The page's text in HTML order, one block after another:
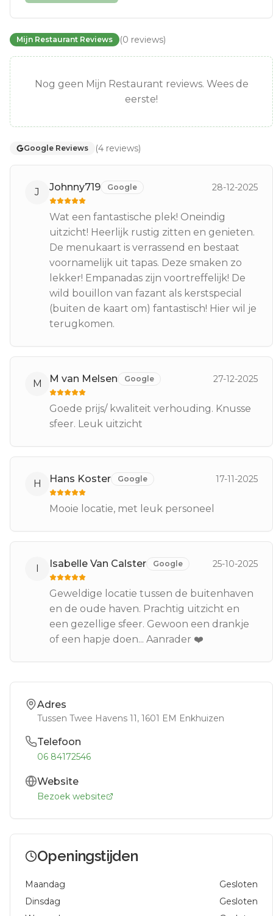
Mijn Restaurant Reviews (0 reviews)
Nog geen Mijn Restaurant reviews. Wees de
eerste!
Google Reviews (4 reviews)
J Johnny719 Google 28-12-2025
Wat een fantastische plek! Oneindig
uitzicht! Heerlijk rustig zitten en genieten.
De menukaart is verrassend en bestaat
voornamelijk uit tapas. Deze smaken zo
lekker! Empanadas zijn voortreffelijk! De
wild bouillon van fazant als kerstspecial
(buiten de kaart om) fantastisch! Hier wil je
terugkomen.
M M van Melsen Google 27-12-2025
Goede prijs/ kwaliteit verhouding. Knusse
sfeer. Leuk uitzicht
H Hans Koster Google 17-11-2025
Mooie locatie, met leuk personeel
Isabelle Van Calster Google 25-10-2025
Geweldige locatie tussen de buitenhaven
en de oude haven. Prachtig uitzicht en
een gezellige sfeer. Gewoon een drankje
of een hapje doen... Aanrader ❤️
Adres
Tussen Twee Havens 11, 1601 EM Enkhuizen
Telefoon
06 84172546
Website
Bezoek website
Openingstijden
Maandag
Gesloten
Dinsdag
Gesloten